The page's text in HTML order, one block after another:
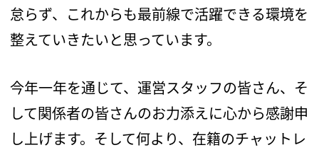
怠らず、これからも最前線で活躍できる環境を
整えていきたいと思っています。
今年一年を通じて、運営スタッフの皆さん、そ
して関係者の皆さんのお力添えに心から感謝申
し上げます。そして何より、在籍のチャットレ